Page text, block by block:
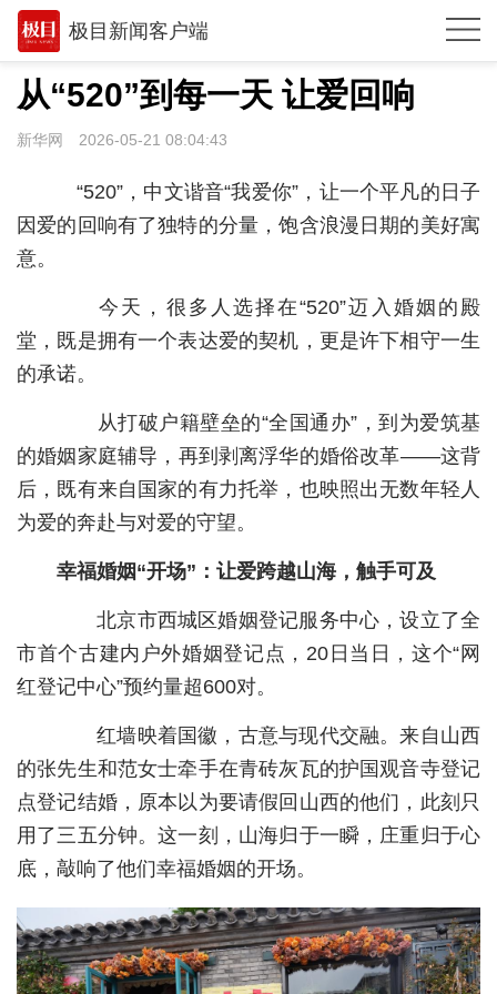
极目新闻客户端
推荐
观点
湖北
武汉
环球
极客圈
经济
城建
科教
悠游
汽车
房产
消费
文化
从“520”到每一天 让爱回响
新华网 2026-05-21 08:04:43
“520”，中文谐音“我爱你”，让一个平凡的日子
因爱的回响有了独特的分量，饱含浪漫日期的美好寓
意。
今天，很多人选择在“520”迈入婚姻的殿
堂，既是拥有一个表达爱的契机，更是许下相守一生
的承诺。
从打破户籍壁垒的“全国通办”，到为爱筑基
的婚姻家庭辅导，再到剥离浮华的婚俗改革——这背
后，既有来自国家的有力托举，也映照出无数年轻人
为爱的奔赴与对爱的守望。
幸福婚姻“开场”：让爱跨越山海，触手可及
北京市西城区婚姻登记服务中心，设立了全
市首个古建内户外婚姻登记点，20日当日，这个“网
红登记中心”预约量超600对。
红墙映着国徽，古意与现代交融。来自山西
的张先生和范女士牵手在青砖灰瓦的护国观音寺登记
点登记结婚，原本以为要请假回山西的他们，此刻只
用了三五分钟。这一刻，山海归于一瞬，庄重归于心
底，敲响了他们幸福婚姻的开场。